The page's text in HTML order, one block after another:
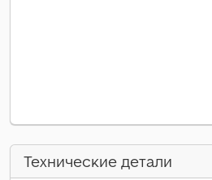
Технические детали